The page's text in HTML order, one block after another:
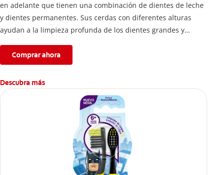
en adelante que tienen una combinación de dientes de leche
y dientes permanentes. Sus cerdas con diferentes alturas
ayudan a la limpieza profunda de los dientes grandes y
Comprar ahora
Descubra más